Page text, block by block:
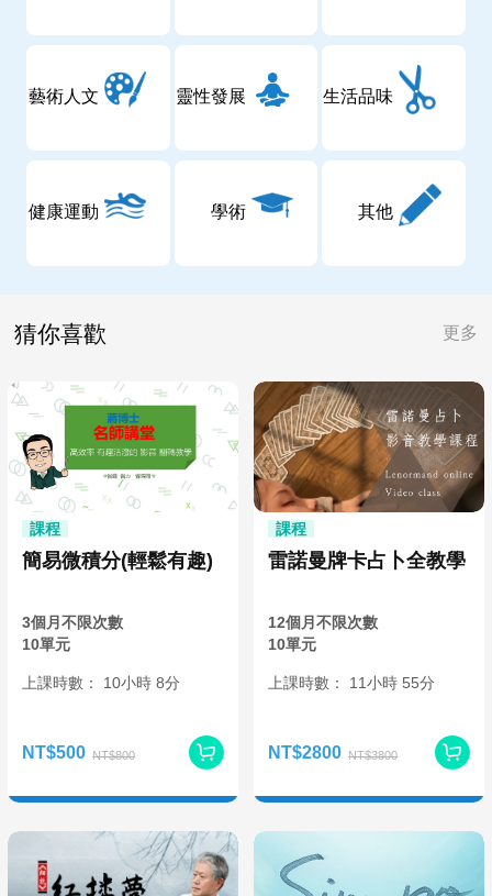
藝術人文 靈性發展 生活品味
健康運動 學術 其他
更多
猜你喜歡
課程
簡易微積分(輕鬆有趣)
3個月不限次數
10單元
上課時數： 10小時 8分
NT$500 NT$800
課程
雷諾曼牌卡占卜全教學
12個月不限次數
10單元
上課時數： 11 小時 55分
NT$2800 NT$3800